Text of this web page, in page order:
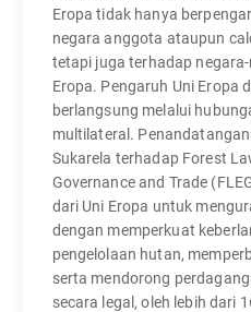
Eropa tidak hanya
negara anggota ataupun
tetapi juga terhadap
Eropa. Pengaruh Uni Eropa
berlangsung melalui
multilateral.
Sukarela terhadap Forest
Governance and Trade
dari Uni Eropa untuk
dengan memperkuat
pengelolaan hutan,
serta mendorong
secara legal, oleh lebih dari